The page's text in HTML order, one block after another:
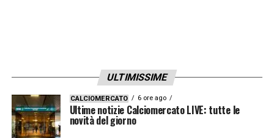
ULTIMISSIME
CALCIOMERCATO 6 ore ago
Ultime notizie Calciomercato LIVE: tutte le
novità del giorno